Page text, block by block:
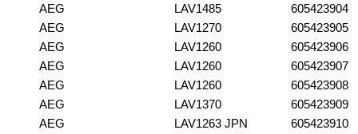
AEG
LAV1485
605423904
AEG
LAV1270
605423905
AEG
LAV1260
605423906
AEG
LAV1260
605423907
AEG
LAV1260
605423908
AEG
LAV1370
605423909
AEG
LAV1263 JPN
605423910